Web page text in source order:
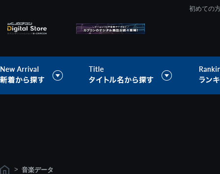
初めての
> 音楽データ